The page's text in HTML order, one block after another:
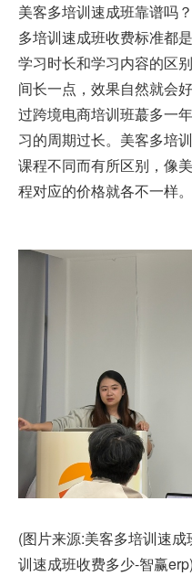
美客多培训速成班靠谱吗
多培训速成班收费标准都
学习时长和学习内容的区
间长一点，效果自然就会
过跨境电商培训班蕞多一
习的周期过长。美客多培
课程不同而有所区别，像
程对应的价格就各不一样。
(图片来源:美客多培训速
训速成班收费多少-智赢erp)